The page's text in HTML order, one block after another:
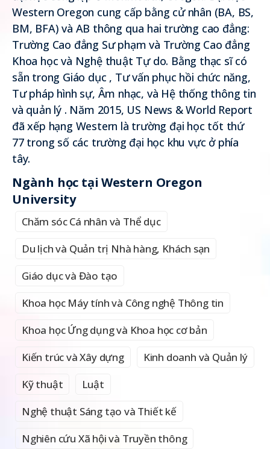
Western Oregon cung cấp bằng cử nhân (BA, BS,
BM, BFA) và AB thông qua hai trường cao đẳng:
Trường Cao đẳng Sư phạm và Trường Cao đẳng
Khoa học và Nghệ thuật Tự do. Bằng thạc sĩ có
sẵn trong Giáo dục , Tư vấn phục hồi chức năng,
Tư pháp hình sự, Âm nhạc, và Hệ thống thông tin
và quản lý . Năm 2015, US News & World Report
đã xếp hạng Western là trường đại học tốt thứ
77 trong số các trường đại học khu vực ở phía
tây.
Ngành học tại Western Oregon
University
Chăm sóc Cá nhân và Thể dục
Du lịch và Quản trị Nhà hàng, Khách sạn
Giáo dục và Đào tạo
Khoa học Máy tính và Công nghệ Thông tin
Khoa học Ứng dụng và Khoa học cơ bản
Kiến trúc và Xây dựng
Kinh doanh và Quản lý
Kỹ thuật
Luật
Nghệ thuật Sáng tạo và Thiết kế
Nghiên cứu Xã hội và Truyền thông